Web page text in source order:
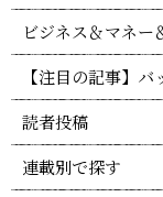
ビジネス＆マネー
【注目の記事】バ
読者投稿
連載別で探す